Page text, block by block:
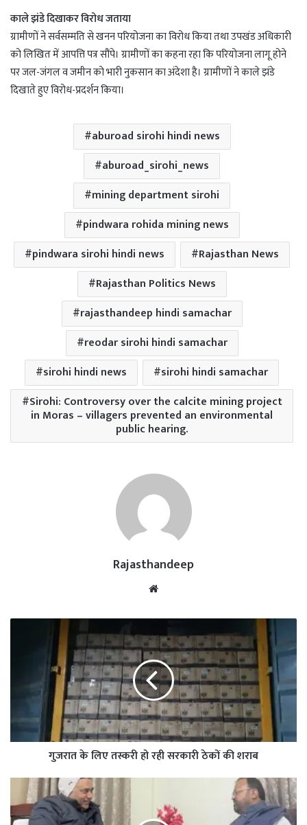
काले झंडे दिखाकर विरोध जताया
ग्रामीणों ने सर्वसम्मति से खनन परियोजना का विरोध किया तथा उपखंड अधिकारी
को लिखित में आपत्ति पत्र सौंपे। ग्रामीणों का कहना रहा कि परियोजना लागू होने
पर जल-जंगल व जमीन को भारी नुकसान का अंदेशा है। ग्रामीणों ने काले झंडे
दिखाते हुए विरोध-प्रदर्शन किया।
aburoad sirohi hindi news
aburoad_sirohi_news
mining department sirohi
pindwara rohida mining news
pindwara sirohi hindi news
Rajasthan News
Rajasthan Politics News
rajasthandeep hindi samachar
reodar sirohi hindi samachar
sirohi hindi news
sirohi hindi samachar
Sirohi: Controversy over the calcite mining project
in Moras – villagers prevented an environmental
public hearing.
Rajasthandeep
गुजरात के लिए तस्करी हो रही सरकारी ठेकों की शराब